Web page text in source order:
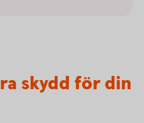
skydd för din